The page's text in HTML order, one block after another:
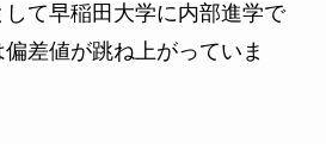
て早稲田大学に内部進学で
差値が跳ね上がっていま